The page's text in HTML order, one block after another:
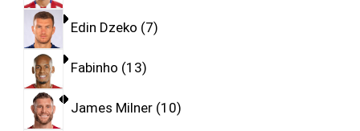
Edin Dzeko 7
Fabinho 13
James Milner 10